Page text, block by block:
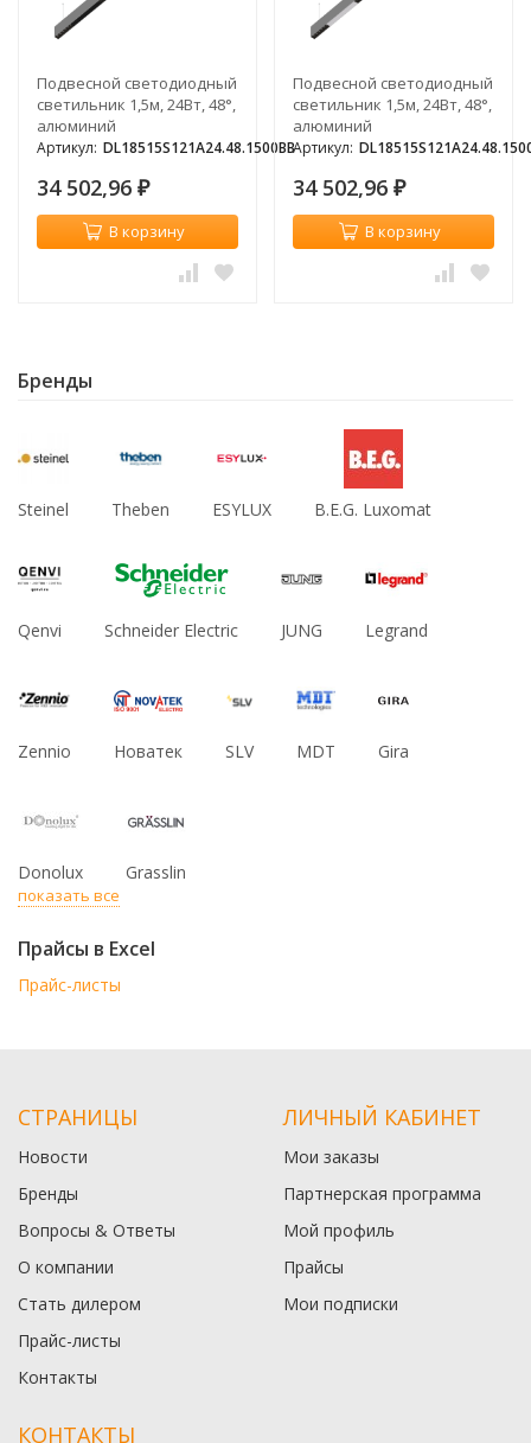
Подвесной светодиодный
светильник 1,5м, 24Вт, 48°,
алюминий
Артикул: DL18515S121A24.48.1500BB
34 502,96 ₽
В корзину
Подвесной светодиодный
светильник 1,5м, 24Вт, 48°,
алюминий
Артикул:
34 502,96 ₽
В корзину
Бренды
Steinel Theben ESYLUX B.E.G. Luxomat
Qenvi Schneider Electric JUNG Legrand
Zennio Новатек SLV MDT Gira
Donolux Grasslin
показать все
Прайсы в Excel
Прайс-листы
СТРАНИЦЫ
Новости
Бренды
Вопросы & Ответы
О компании
Стать дилером
Прайс-листы
Контакты
ЛИЧНЫЙ КАБИНЕТ
Мои заказы
Партнерская программа
Мой профиль
Прайсы
Мои подписки
КОНТАКТЫ